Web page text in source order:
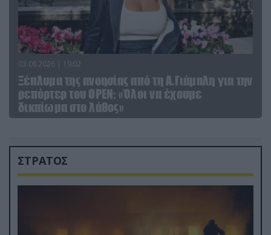
03.08.2026 | 19:02
Ξέπλυμα της ανοησίας από τη Α.Γιάμαλη για την
ρεπόρτερ του ΟΡΕΝ: «Όλοι να έχουμε
δικαίωμα στο λάθος»
ΣΤΡΑΤΟΣ